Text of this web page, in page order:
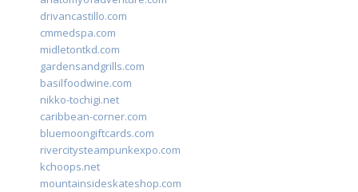
drivancastillo.com
cmmedspa.com
midletontkd.com
gardensandgrills.com
basilfoodwine.com
nikko-tochigi.net
caribbean-corner.com
bluemoongiftcards.com
rivercitysteampunkexpo.com
kchoops.net
mountainsideskateshop.com